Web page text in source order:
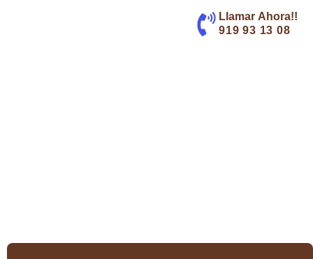
Llamar Ahora!!
919 93 13 08